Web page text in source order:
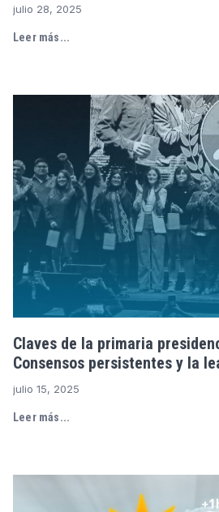
julio 28, 2025
Leer más...
Claves de la primaria
Consensos persistentes y la
julio 15, 2025
Leer más...